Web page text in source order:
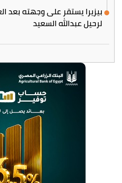
بيزيرا يستقر على وجهته بعد
لرحيل عبدالله السعيد